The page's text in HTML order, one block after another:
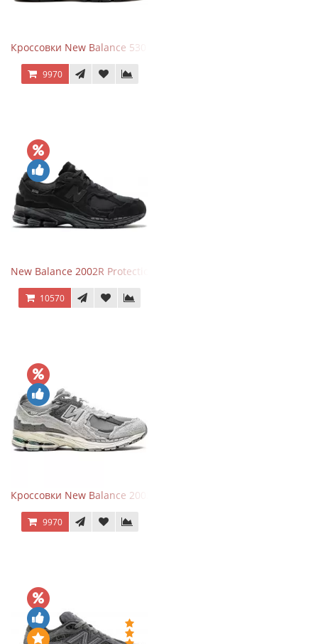
Кроссовки New Balance 530 Grey Matter Harbor Grey
9970
New Balance 2002R Protection Phantom Black
10570
Кроссовки New Balance 2002R Protection Pack Grey
9970